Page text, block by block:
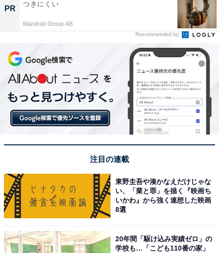
PR
つきにくい
Marshall Group AB
Recommended by
注目の連載
東野圭吾や湊かなえだけじゃな
い、「業と罪」を描く『映画ち
いかわ』から強く連想した映画
8選
20年間「駆け込み実績ゼロ」の
学校も…「こども110番の家」